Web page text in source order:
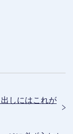
しにはこれが